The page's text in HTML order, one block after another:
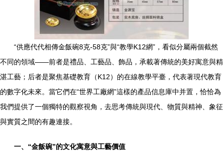
“供應代代相傳金飯碗8克-58克”與“教學K12網”，看似分屬兩個截然
不同的領域——前者是禮品、工藝品、飾品，承載著傳統的美好寓意與精
湛工藝；后者是聚焦基礎教育（K12）的在線教學平臺，代表著現代教育
的數字化未來。當它們在“世界工廠網”這樣的產品信息庫中并置，恰恰為
我們提供了一個獨特的觀察視角，去思考傳統與現代、物質與精神、象征
與實質之間的有趣連接。
一、“金飯碗”的文化寓意與工藝價值